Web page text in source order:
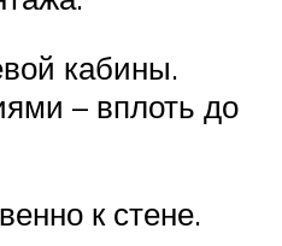
кабины.
– вплоть до
к стене.